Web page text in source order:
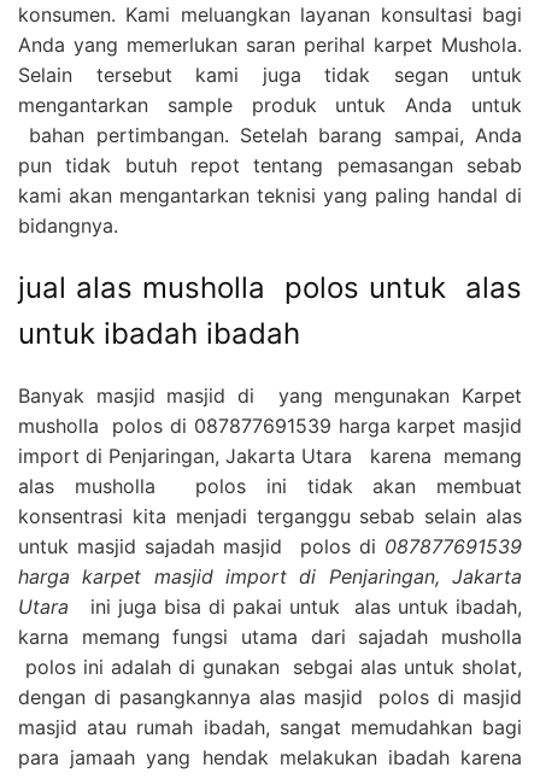
konsumen. Kami meluangkan layanan konsultasi bagi
Anda yang memerlukan saran perihal karpet Mushola.
Selain tersebut kami juga tidak segan untuk
mengantarkan sample produk untuk Anda untuk
bahan pertimbangan. Setelah barang sampai, Anda
pun tidak butuh repot tentang pemasangan sebab
kami akan mengantarkan teknisi yang paling handal di
bidangnya.
jual alas musholla polos untuk alas
untuk ibadah ibadah
Banyak masjid masjid di yang mengunakan Karpet
musholla polos di 087877691539 harga karpet masjid
import di Penjaringan, Jakarta Utara karena memang
alas musholla polos ini tidak akan membuat
konsentrasi kita menjadi terganggu sebab selain alas
untuk masjid sajadah masjid polos di 087877691539
harga karpet masjid import di Penjaringan, Jakarta
Utara
ini juga bisa di pakai untuk alas untuk ibadah,
karna memang fungsi utama dari sajadah musholla
polos ini adalah di gunakan sebgai alas untuk sholat,
dengan di pasangkannya alas masjid polos di masjid
masjid atau rumah ibadah, sangat memudahkan bagi
para jamaah yang hendak melakukan ibadah karena